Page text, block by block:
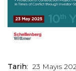
Tarih: 23 Mayıs